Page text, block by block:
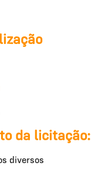
da licitação:
diversos